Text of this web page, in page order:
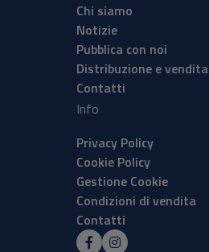
Chi siamo
Notizie
Pubblica con noi
Distribuzione e vendita
Contatti
Info
Privacy Policy
Cookie Policy
Gestione Cookie
Condizioni di vendita
Contatti